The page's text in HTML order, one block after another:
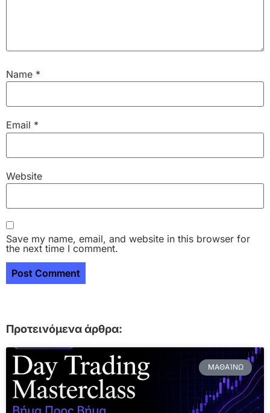
Name *
Email *
Website
Save my name, email, and website in this browser for
the next time I comment.
Προτεινόμενα άρθρα:
ΜΑΘΑΊΝΩ